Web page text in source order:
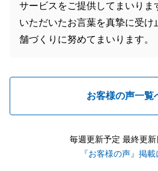
サービスをご提供してまいりま
いただいたお言葉を真摯に受け
舗づくりに努めてまいります。
お客様の声一覧
毎週更新予定 最終更新
『お客様の声』掲